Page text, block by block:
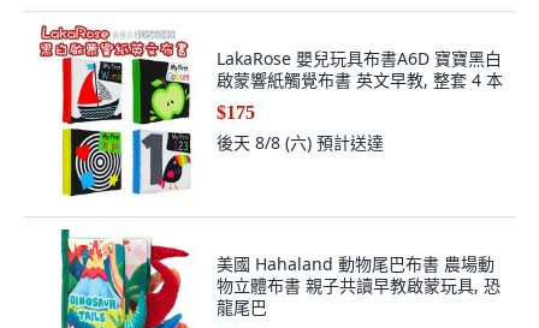
LakaRose 嬰兒玩具布書A6D 寶寶黑白
啟蒙響紙觸覺布書 英文早教, 整套 4 本
$175
後天 8/8 (六) 預計送達
美國 Hahaland 動物尾巴布書 農場動
物立體布書 親子共讀早教啟蒙玩具, 恐
龍尾巴